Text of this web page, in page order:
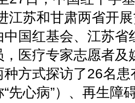
江苏和甘肃两省开
国红基会、江苏省
医疗专家志愿者及
种方式探访了26名
先心病”）、再生障